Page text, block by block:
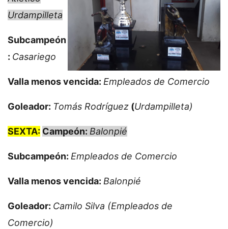
Urdampilleta
Subcampeón
: Casariego
Valla menos vencida: Empleados de Comercio
Goleador: Tomás Rodríguez (Urdampilleta)
SEXTA: Campeón: Balonpié
Subcampeón: Empleados de Comercio
Valla menos vencida: Balonpié
Goleador: Camilo Silva (Empleados de
Comercio)